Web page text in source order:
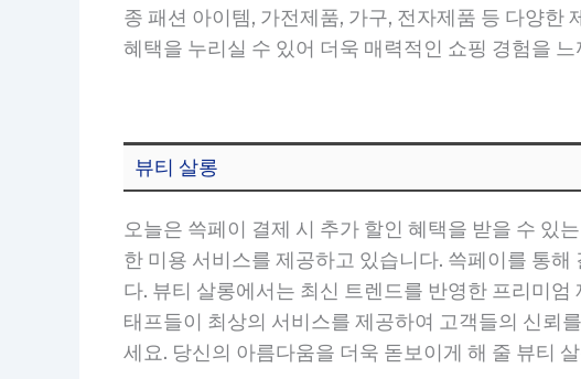
종 패션 아이템, 가전제품, 가구, 전자제품 등 다양한
혜택을 누리실 수 있어 더욱 매력적인 쇼핑 경험을
뷰티 살롱
오늘은 쓱페이 결제 시 추가 할인 혜택을 받을 수 있
한 미용 서비스를 제공하고 있습니다. 쓱페이를 통
다. 뷰티 살롱에서는 최신 트렌드를 반영한 프리미
태프들이 최상의 서비스를 제공하여 고객들의 신뢰
세요. 당신의 아름다움을 더욱 돋보이게 해 줄 뷰티